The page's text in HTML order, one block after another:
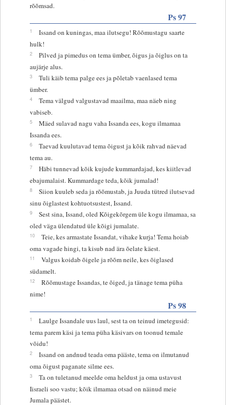
rõõmsad.
Ps 97
1
Issand on kuningas, maa ilutsegu! Rõõmustagu saarte
hulk!
2
Pilved ja pimedus on tema ümber, õigus ja õiglus on ta
aujärje alus.
3
Tuli käib tema palge ees ja põletab vaenlased tema
ümber.
4
Tema välgud valgustavad maailma, maa näeb ning
vabiseb.
5
Mäed sulavad nagu vaha Issanda ees, kogu ilmamaa
Issanda ees.
6
Taevad kuulutavad tema õigust ja kõik rahvad näevad
tema au.
7
Häbi tunnevad kõik kujude kummardajad, kes kiitlevad
ebajumalaist. Kummardage teda, kõik jumalad!
8
Siion kuuleb seda ja rõõmustab, ja Juuda tütred ilutsevad
sinu õiglastest kohtuotsustest, Issand.
9
Sest sina, Issand, oled Kõigekõrgem üle kogu ilmamaa, sa
oled väga ülendatud üle kõigi jumalate.
10
Teie, kes armastate Issandat, vihake kurja! Tema hoiab
oma vagade hingi, ta kisub nad ära õelate käest.
11
Valgus koidab õigele ja rõõm neile, kes õiglased
südamelt.
12
Rõõmustage Issandas, te õiged, ja tänage tema püha
nime!
Ps 98
1
Laulge Issandale uus laul, sest ta on teinud imetegusid:
tema parem käsi ja tema püha käsivars on toonud temale
võidu!
2
Issand on andnud teada oma pääste, tema on ilmutanud
oma õigust paganate silme ees.
3
Ta on tuletanud meelde oma heldust ja oma ustavust
Iisraeli soo vastu; kõik ilmamaa otsad on näinud meie
Jumala päästet.